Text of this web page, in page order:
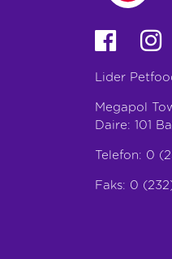
Lider
Megapol
Daire: 101
Telefon: 0
Faks: 0